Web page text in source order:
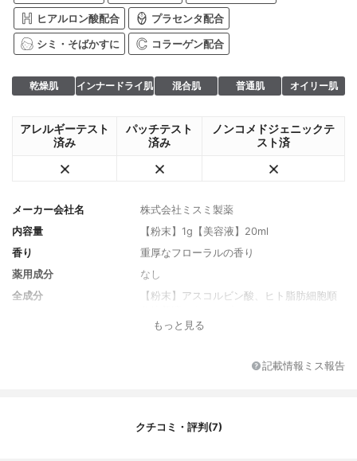
ヒアルロン酸配合 プラセンタ配合
シミ・そばかすに コラーゲン配合
乾燥肌 インナードライ肌 混合肌 普通肌 オイリー肌
アレルギーテスト
済み
パッチテスト
済み
ノンコメドジェニックテ
スト済
メーカー会社名
株式会社ミスミ製薬
内容量
【粉末】1g【美容液】20ml
香り
重厚なフローラルの香り
薬用成分
なし
全成分
【粉末】アスコルビン酸、ヒト脂肪細胞順
オリゴペプチド-1、ヒトオリゴペプチドー
リノール酸/オレイン酸)グリセリル、ポリリ
セリン、BG、水添レシチン、 キサンタンガ
もっと見る
記載情報ミス報告
クチコミ・評判(7)